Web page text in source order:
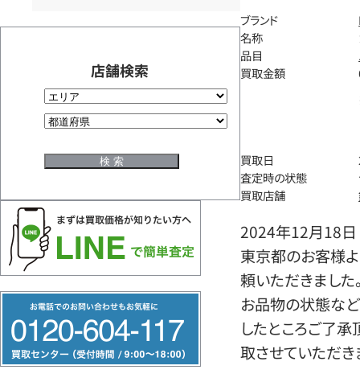
店舗検索
リ
ー
ブランド
名称
品目
買取金額
買取日
査定時の状態
買取店舗
2024年12月18日
東京都のお客様
頼いただきました
お品物の状態など
したところご了
取させていただき